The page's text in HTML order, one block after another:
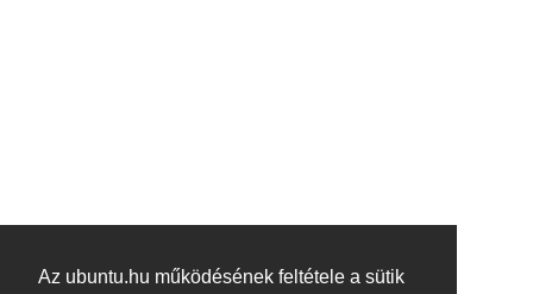
Az ubuntu.hu működésének feltétele a sütik